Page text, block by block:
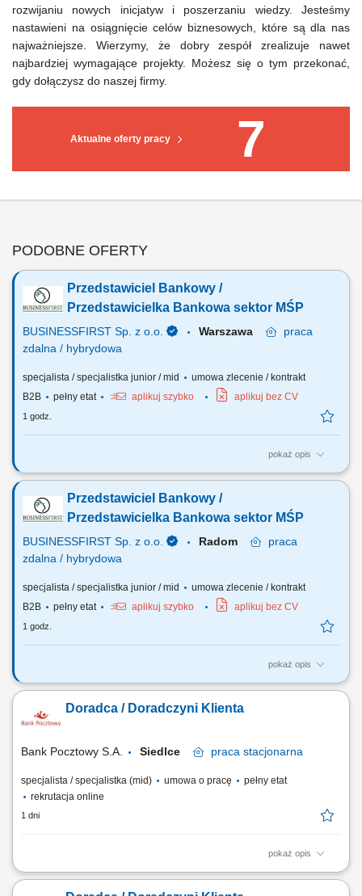
Aktualne oferty pracy 7
rozwijaniu nowych inicjatyw i poszerzaniu wiedzy. Jesteśmy
nastawieni na osiągnięcie celów biznesowych, które są dla nas
najważniejsze. Wierzymy, że dobry zespół zrealizuje nawet
najbardziej wymagające projekty. Możesz się o tym przekonać,
gdy dołączysz do naszej firmy.
PODOBNE OFERTY
Przedstawiciel Bankowy /
Przedstawicielka Bankowa sektor MŚP
BUSINESSFIRST Sp. z o.o. Warszawa
praca
zdalna / hybrydowa
specjalista / specjalistka junior / mid
umowa zlecenie / kontrakt
B2B
pełny etat aplikuj szybko aplikuj bez CV
1 godz.
pokaż opis
Opis stanowiska Pozyskiwanie klientów biznesowych oraz sprzedaż
rachunki bankowe, faktoring i inne rozwiązania finansowe. Rozwój w
kierunku multidoradcy poprzez poszerzanie oferty produktowej dla
Przedstawiciel Bankowy /
Przedstawicielka Bankowa sektor MŚP
BUSINESSFIRST Sp. z o.o. Radom
praca
zdalna / hybrydowa
specjalista / specjalistka junior / mid
umowa zlecenie / kontrakt
B2B
pełny etat aplikuj szybko aplikuj bez CV
1 godz.
pokaż opis
Opis stanowiska Pozyskiwanie klientów biznesowych oraz sprzedaż
rachunki bankowe, faktoring i inne rozwiązania finansowe. Rozwój w
kierunku multidoradcy poprzez poszerzanie oferty produktowej dla
Doradca / Doradczyni Klienta
Bank Pocztowy S.A. Siedlce praca stacjonarna
specjalista / specjalistka (mid) umowa o pracę
pełny etat
rekrutacja online
1 dni
pokaż opis
Twój zakres obowiązków diagnozowanie potrzeb i oczekiwań Klientów,